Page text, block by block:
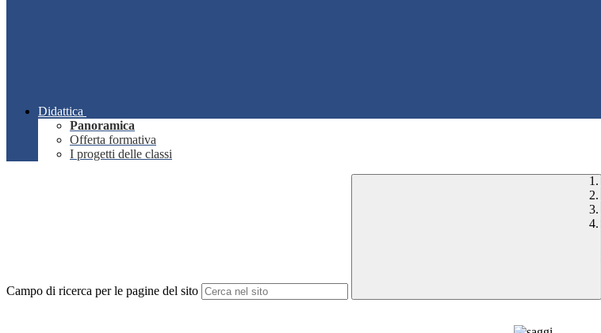
Didattica
Panoramica
Offerta formativa
I progetti delle classi
Campo di ricerca per le pagine del sito